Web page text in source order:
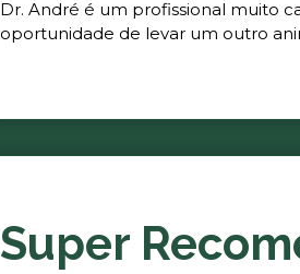
Dr. André é um profissional muito
oportunidade de levar um outro
Super